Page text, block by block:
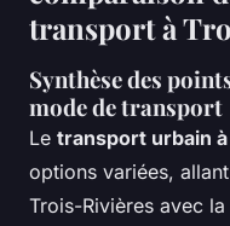
transport à
Synthèse des
mode de transport
Le transport urbain
options variées,
Trois-Rivières avec la